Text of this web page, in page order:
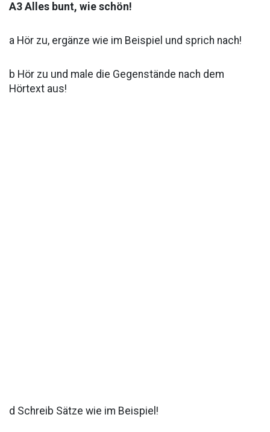
A3 Alles bunt, wie schön!
a Hör zu, ergänze wie im Beispiel und sprich nach!
b Hör zu und male die Gegenstände nach dem
Hörtext aus!
d Schreib Sätze wie im Beispiel!